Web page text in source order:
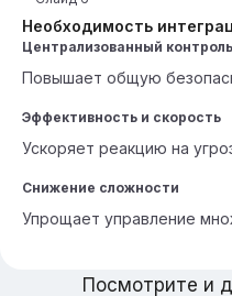
Необходимость
Централизованный контроль
Повышает общую
Эффективность и скорость
Ускоряет реакцию на
Снижение сложности
Упрощает управление
Посмотрите и